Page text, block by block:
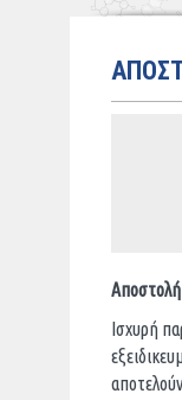
Αποστολή
Ισχυρή